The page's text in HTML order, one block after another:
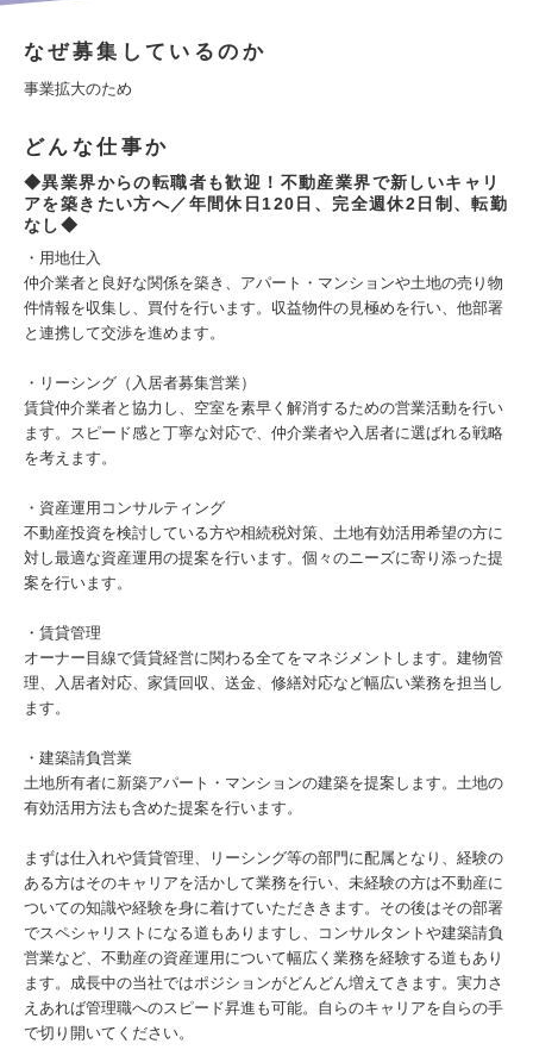
なぜ募集しているのか
事業拡大のため
どんな仕事か
◆異業界からの転職者も歓迎！不動産業界で新しいキャリ
アを築きたい方へ／年間休日120日、完全週休2日制、転勤
なし◆
・用地仕入
仲介業者と良好な関係を築き、アパート・マンションや土地の売り物
件情報を収集し、買付を行います。収益物件の見極めを行い、他部署
と連携して交渉を進めます。
・リーシング（入居者募集営業）
賃貸仲介業者と協力し、空室を素早く解消するための営業活動を行い
ます。スピード感と丁寧な対応で、仲介業者や入居者に選ばれる戦略
を考えます。
・資産運用コンサルティング
不動産投資を検討している方や相続税対策、土地有効活用希望の方に
対し最適な資産運用の提案を行います。個々のニーズに寄り添った提
案を行います。
・賃貸管理
オーナー目線で賃貸経営に関わる全てをマネジメントします。建物管
理、入居者対応、家賃回収、送金、修繕対応など幅広い業務を担当し
ます。
・建築請負営業
土地所有者に新築アパート・マンションの建築を提案します。土地の
有効活用方法も含めた提案を行います。
まずは仕入れや賃貸管理、リーシング等の部門に配属となり、経験の
ある方はそのキャリアを活かして業務を行い、未経験の方は不動産に
ついての知識や経験を身に着けていただききます。その後はその部署
でスペシャリストになる道もありますし、コンサルタントや建築請負
営業など、不動産の資産運用について幅広く業務を経験する道もあり
ます。成長中の当社ではポジションがどんどん増えてきます。実力さ
えあれば管理職へのスピード昇進も可能。自らのキャリアを自らの手
で切り開いてください。